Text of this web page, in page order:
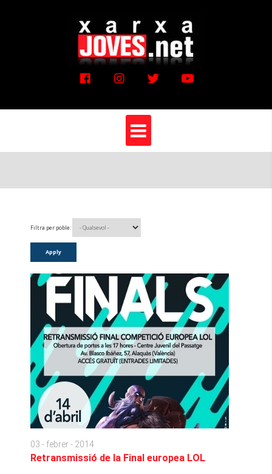
Filtra per poble:
03 - febrer - 2014
Retransmissió de la Final europea LOL